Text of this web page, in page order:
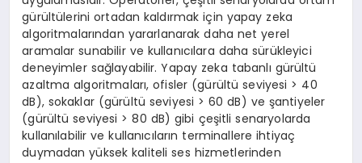
gürültülerini ortadan kaldırmak için yapay zeka
algoritmalarından yararlanarak daha net yerel
aramalar sunabilir ve kullanıcılara daha sürükleyici
deneyimler sağlayabilir. Yapay zeka tabanlı gürültü
azaltma algoritmaları, ofisler (gürültü seviyesi > 40
dB), sokaklar (gürültü seviyesi > 60 dB) ve şantiyeler
(gürültü seviyesi > 80 dB) gibi çeşitli senaryolarda
kullanılabilir ve kullanıcıların terminallere ihtiyaç
duymadan yüksek kaliteli ses hizmetlerinden